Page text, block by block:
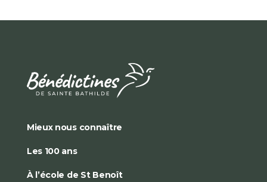
Mieux nous connaître
Les 100 ans
À l’école de St Benoît